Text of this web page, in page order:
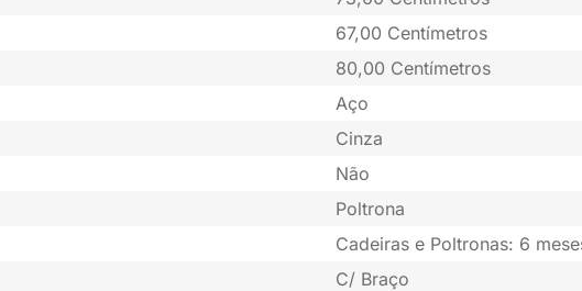
67,00 Centímetros
80,00 Centímetros
Aço
Cinza
Não
Poltrona
Cadeiras e Poltronas: 6
C/ Braço